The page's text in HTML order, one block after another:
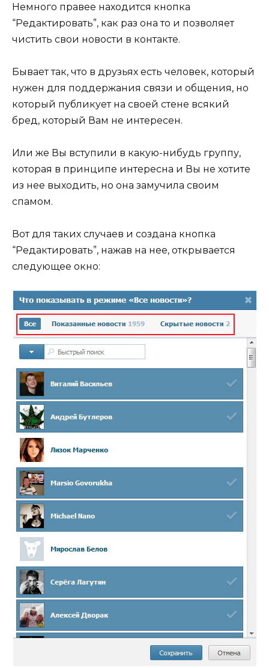
Немного правее находится кнопка
“Редактировать”, как раз она то и позволяет
чистить свои новости в контакте.
Бывает так, что в друзьях есть человек, который
нужен для поддержания связи и общения, но
который публикует на своей стене всякий
бред, который Вам не интересен.
Или же Вы вступили в какую-нибудь группу,
которая в принципе интересна и Вы не хотите
из нее выходить, но она замучила своим
спамом.
Вот для таких случаев и создана кнопка
“Редактировать”, нажав на нее, открывается
следующее окно: